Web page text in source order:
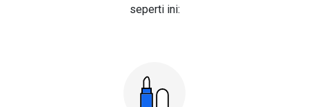
seperti ini: